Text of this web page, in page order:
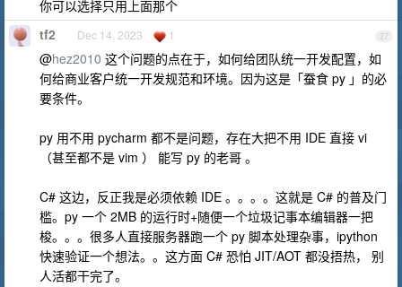
你可以选择只用上面那个
27
tf2 Dec 14, 2023 1
@hez2010 这个问题的点在于，如何给团队统一开发配置，如
何给商业客户统一开发规范和环境。因为这是「蚕食 py 」的必
要条件。
py 用不用 pycharm 都不是问题，存在大把不用 IDE 直接 vi
（甚至都不是 vim ） 能写 py 的老哥 。
C# 这边，反正我是必须依赖 IDE 。。。。这就是 C# 的普及门
槛。py 一个 2MB 的运行时+随便一个垃圾记事本编辑器一把
梭。。。很多人直接服务器跑一个 py 脚本处理杂事，ipython
快速验证一个想法。。这方面 C# 恐怕 JIT/AOT 都没捂热， 别
人活都干完了。